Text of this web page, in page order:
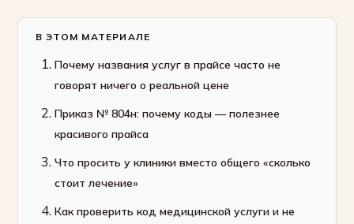
В ЭТОМ МАТЕРИАЛЕ
Почему названия услуг в прайсе часто не
говорят ничего о реальной цене
Приказ № 804н: почему коды — полезнее
красивого прайса
Что просить у клиники вместо общего «сколько
стоит лечение»
Как проверить код медицинской услуги и не